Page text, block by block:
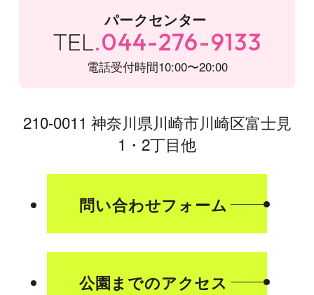
パークセンター
TEL 044-276-9133
電話受付時間10:00〜20:00
210-0011 神奈川県川崎市川崎区富士見
1・2丁目他
問い合わせフォーム
公園までのアクセス